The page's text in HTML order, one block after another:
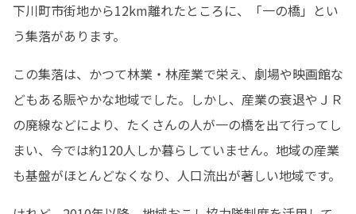
下川町市街地から12km離れたところに、「一の橋」とい
う集落があります。
この集落は、かつて林業・林産業で栄え、劇場や映画館な
どもある賑やかな地域でした。しかし、産業の衰退やＪＲ
の廃線などにより、たくさんの人が一の橋を出て行ってし
まい、今では約120人しか暮らしていません。地域の産業
も基盤がほとんどなくなり、人口流出が著しい地域です。